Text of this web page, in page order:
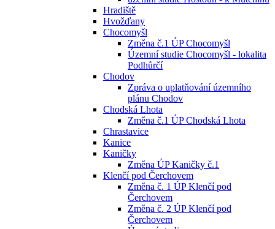
Hradiště
Hvožďany
Chocomyšl
Změna č.1 ÚP Chocomyšl
Územní studie Chocomyšl - lokalita
Podhůrčí
Chodov
Zpráva o uplatňování územního
plánu Chodov
Chodská Lhota
Změna č.1 ÚP Chodská Lhota
Chrastavice
Kanice
Kaničky
Změna ÚP Kaničky č.1
Klenčí pod Čerchovem
Změna č. 1 ÚP Klenčí pod
Čerchovem
Změna č. 2 ÚP Klenčí pod
Čerchovem